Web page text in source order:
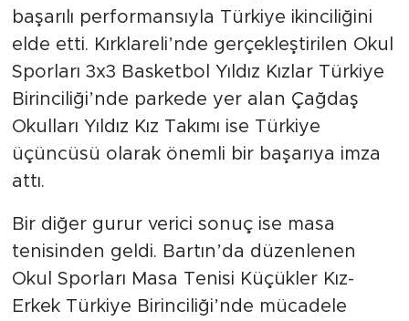
başarılı performansıyla Türkiye ikinciliğini
elde etti. Kırklareli’nde gerçekleştirilen Okul
Sporları 3x3 Basketbol Yıldız Kızlar Türkiye
Birinciliği’nde parkede yer alan Çağdaş
Okulları Yıldız Kız Takımı ise Türkiye
üçüncüsü olarak önemli bir başarıya imza
attı.
Bir diğer gurur verici sonuç ise masa
tenisinden geldi. Bartın’da düzenlenen
Okul Sporları Masa Tenisi Küçükler Kız-
Erkek Türkiye Birinciliği’nde mücadele